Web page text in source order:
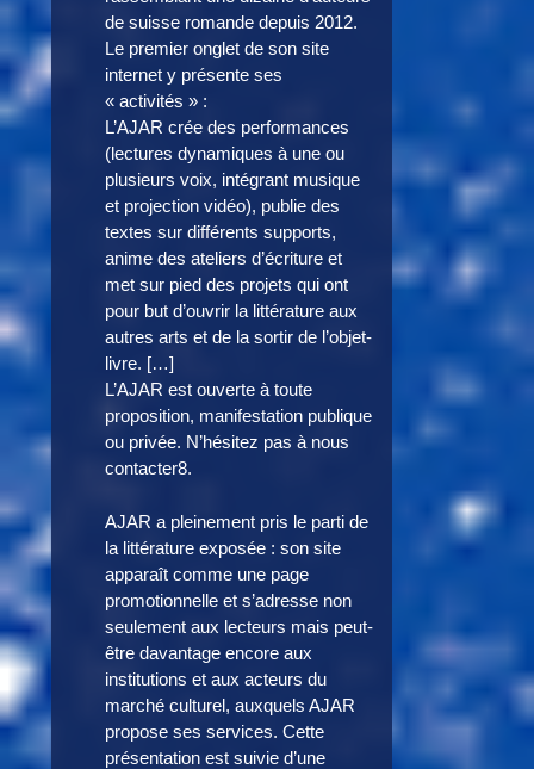
de suisse romande depuis 2012.
Le premier onglet de son site
internet y présente ses
« activités » :
L’AJAR crée des performances
(lectures dynamiques à une ou
plusieurs voix, intégrant musique
et projection vidéo), publie des
textes sur différents supports,
anime des ateliers d’écriture et
met sur pied des projets qui ont
pour but d’ouvrir la littérature aux
autres arts et de la sortir de l’objet-
livre. […]
L’AJAR est ouverte à toute
proposition, manifestation publique
ou privée. N’hésitez pas à nous
contacter8.
AJAR a pleinement pris le parti de
la littérature exposée : son site
apparaît comme une page
promotionnelle et s’adresse non
seulement aux lecteurs mais peut-
être davantage encore aux
institutions et aux acteurs du
marché culturel, auxquels AJAR
propose ses services. Cette
présentation est suivie d’une